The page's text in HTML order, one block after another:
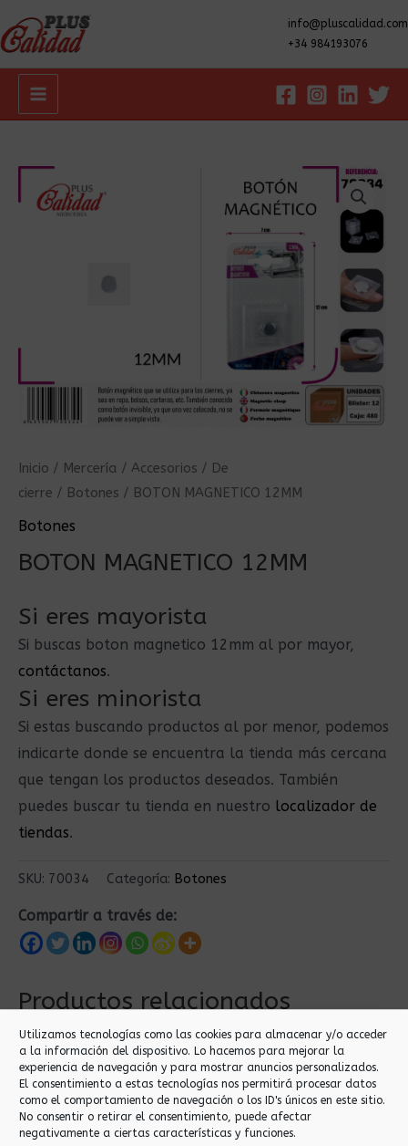
Utilizamos tecnologías como las cookies para almacenar y/o acceder
a la información del dispositivo. Lo hacemos para mejorar la
experiencia de navegación y para mostrar anuncios personalizados.
El consentimiento a estas tecnologías nos permitirá procesar datos
como el comportamiento de navegación o los ID's únicos en este sitio.
No consentir o retirar el consentimiento, puede afectar
negativamente a ciertas características y funciones.
info@pluscalidad.com
+34 984193076
Main
Inicio / Mercería / Accesorios / De
cierre / Botones / BOTON MAGNETICO 12MM
Botones
BOTON MAGNETICO 12MM
Si eres mayorista
Si buscas boton magnetico 12mm al por mayor,
contáctanos.
Si eres minorista
Si estas buscando productos al por menor, podemos
indicarte donde se encuentra la tienda más cercana
que tengan los productos deseados. También
puedes buscar tu tienda en nuestro localizador de
tiendas.
SKU: 70034 Categoría: Botones
Compartir a través de:
Productos relacionados